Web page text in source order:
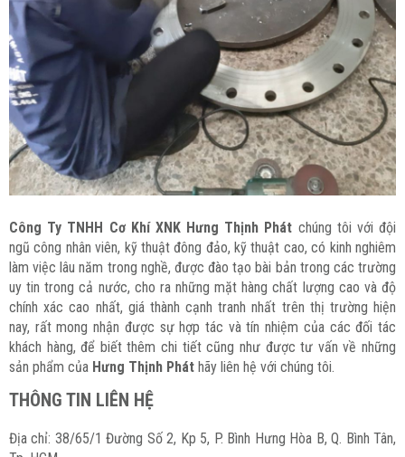
Công Ty TNHH Cơ Khí XNK Hưng Thịnh Phát chúng tôi với đội
ngũ công nhân viên, kỹ thuật đông đảo, kỹ thuật cao, có kinh nghiêm
làm việc lâu năm trong nghề, được đào tạo bài bản trong các trường
uy tin trong cả nước, cho ra những mặt hàng chất lượng cao và độ
chính xác cao nhất, giá thành cạnh tranh nhất trên thị trường hiện
nay, rất mong nhận được sự hợp tác và tín nhiệm của các đối tác
khách hàng, để biết thêm chi tiết cũng như được tư vấn về những
sản phẩm của Hưng Thịnh Phát hãy liên hệ với chúng tôi.
THÔNG TIN LIÊN HỆ
Địa chỉ: 38/65/1 Đường Số 2, Kp 5, P. Bình Hưng Hòa B, Q. Bình Tân,